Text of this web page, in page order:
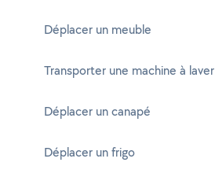
Déplacer un meuble
Transporter une machine à laver
Déplacer un canapé
Déplacer un frigo